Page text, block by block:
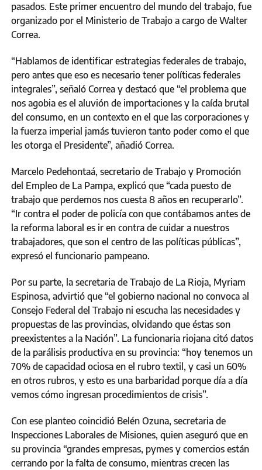
pasados. Este primer encuentro del mundo del trabajo, fue
organizado por el Ministerio de Trabajo a cargo de Walter
Correa.
“Hablamos de identificar estrategias federales de trabajo,
pero antes que eso es necesario tener políticas federales
integrales”, señaló Correa y destacó que “el problema que
nos agobia es el aluvión de importaciones y la caída brutal
del consumo, en un contexto en el que las corporaciones y
la fuerza imperial jamás tuvieron tanto poder como el que
les otorga el Presidente”, añadió Correa.
Marcelo Pedehontaá, secretario de Trabajo y Promoción
del Empleo de La Pampa, explicó que “cada puesto de
trabajo que perdemos nos cuesta 8 años en recuperarlo”.
“Ir contra el poder de policía con que contábamos antes de
la reforma laboral es ir en contra de cuidar a nuestros
trabajadores, que son el centro de las políticas públicas”,
expresó el funcionario pampeano.
Por su parte, la secretaria de Trabajo de La Rioja, Myriam
Espinosa, advirtió que “el gobierno nacional no convoca al
Consejo Federal del Trabajo ni escucha las necesidades y
propuestas de las provincias, olvidando que éstas son
preexistentes a la Nación”. La funcionaria riojana citó datos
de la parálisis productiva en su provincia: “hoy tenemos un
70% de capacidad ociosa en el rubro textil, y casi un 60%
en otros rubros, y esto es una barbaridad porque día a día
vemos cómo ingresan procedimientos de crisis”.
Con ese planteo coincidió Belén Ozuna, secretaria de
Inspecciones Laborales de Misiones, quien aseguró que en
su provincia “grandes empresas, pymes y comercios están
cerrando por la falta de consumo, mientras crecen las